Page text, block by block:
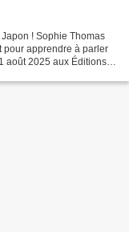
! Sophie Thomas
apprendre à parler
août 2025 aux Éditions